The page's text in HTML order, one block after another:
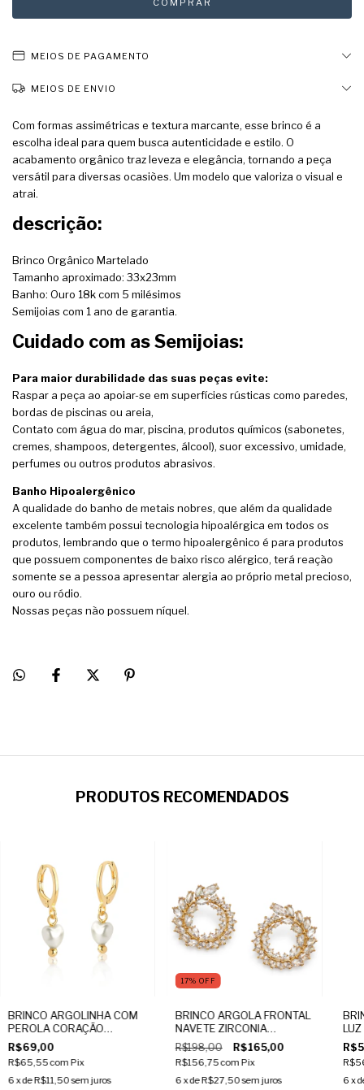
MEIOS DE PAGAMENTO
MEIOS DE ENVIO
Com formas assimétricas e textura marcante, esse brinco é a
escolha ideal para quem busca autenticidade e estilo. O
acabamento orgânico traz leveza e elegância, tornando a peça
versátil para diversas ocasiões. Um modelo que valoriza o visual e
atrai.
descrição:
Brinco Orgânico Martelado
Tamanho aproximado: 33x23mm
Banho: Ouro 18k com 5 milésimos
Semijoias com 1 ano de garantia.
Cuidado com as Semijoias:
Para maior durabilidade das suas peças evite:
Raspar a peça ao apoiar-se em superfícies rústicas como paredes,
bordas de piscinas ou areia,
Contato com água do mar, piscina, produtos químicos (sabonetes,
cremes, shampoos, detergentes, álcool), suor excessivo, umidade,
perfumes ou outros produtos abrasivos.
Banho Hipoalergênico
A qualidade do banho de metais nobres, que além da qualidade
excelente também possui tecnologia hipoalérgica em todos os
produtos, lembrando que o termo hipoalergênico é para produtos
que possuem componentes de baixo risco alérgico, terá reação
somente se a pessoa apresentar alergia ao próprio metal precioso,
ouro ou ródio.
Nossas peças não possuem níquel.
PRODUTOS RECOMENDADOS
BRINCO ARGOLINHA COM
PEROLA CORAÇÃO
BANHADO A OURO
R$69,00
R$65,55com Pix
6 x deR$11,50 sem juros
17% OFF
BRINCO ARGOLA FRONTAL
NAVETE ZIRCONIA
BANHADO A OURO
R$198,00 R$165,00
R$156,75com Pix
6x deR$27,50sem juros
LUZ
6 x